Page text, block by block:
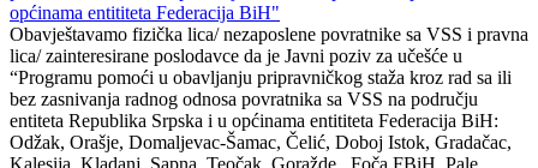
općinama entititeta Federacija BiH"
Obavještavamo fizička lica/ nezaposlene povratnike sa VSS i pravna
lica/ zainteresirane poslodavce da je Javni poziv za učešće u
“Programu pomoći u obavljanju pripravničkog staža kroz rad sa ili
bez zasnivanja radnog odnosa povratnika sa VSS na području
entiteta Republika Srpska i u općinama entititeta Federacija BiH:
Odžak, Orašje, Domaljevac-Šamac, Čelić, Doboj Istok, Gradačac,
Kalesija, Kladanj, Sapna, Teočak, Goražde , Foča FBiH, Pale